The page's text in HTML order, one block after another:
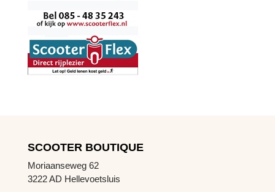
SCOOTER BOUTIQUE
Moriaanseweg 62
3222 AD Hellevoetsluis